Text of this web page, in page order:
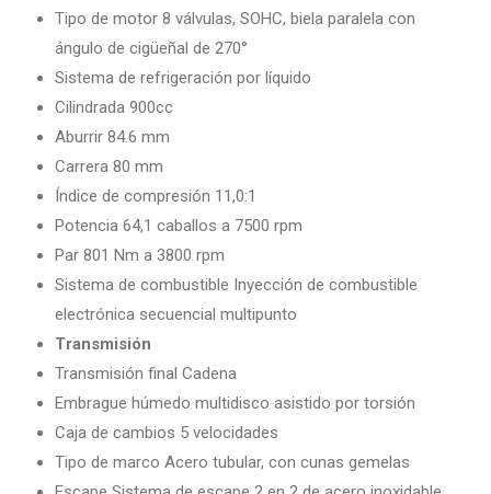
Tipo de motor 8 válvulas, SOHC, biela paralela con
ángulo de cigüeñal de 270°
Sistema de refrigeración por líquido
Cilindrada 900cc
Aburrir 84.6 mm
Carrera 80 mm
Índice de compresión 11,0:1
Potencia 64,1 caballos a 7500 rpm
Par 801 Nm a 3800 rpm
Sistema de combustible Inyección de combustible
electrónica secuencial multipunto
Transmisión
Transmisión final Cadena
Embrague húmedo multidisco asistido por torsión
Caja de cambios 5 velocidades
Tipo de marco Acero tubular, con cunas gemelas